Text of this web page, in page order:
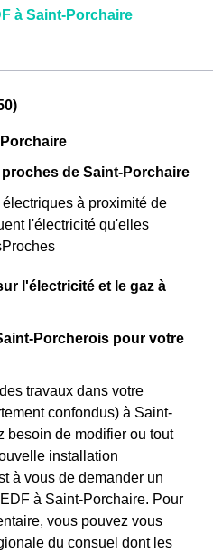
à Saint-Porchaire
de Saint-Porchaire
électriques à proximité de
l'électricité qu'elles
l'électricité et le gaz à
Porcherois pour votre
travaux dans votre
confondus) à Saint-
besoin de modifier ou tout
installation
à vous de demander un
à Saint-Porchaire. Pour
vous pouvez vous
du consuel dont les